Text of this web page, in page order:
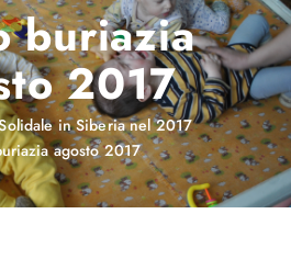
buriazia
2017
in Siberia nel 2017
agosto 2017